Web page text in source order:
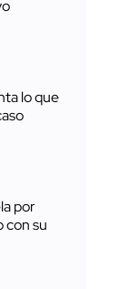
lo que
por
con su